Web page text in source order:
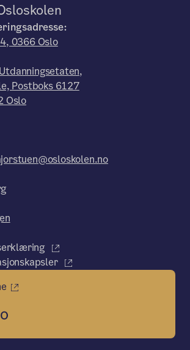
0366 Oslo
Postboks 6127
Oslo